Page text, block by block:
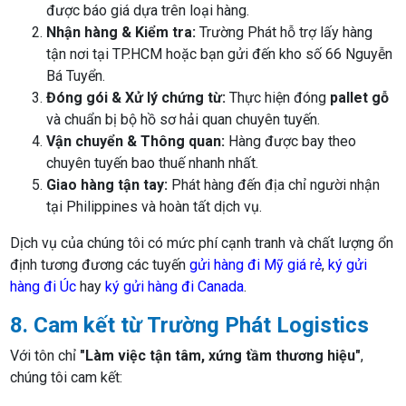
được báo giá dựa trên loại hàng.
Nhận hàng & Kiểm tra: Trường Phát hỗ trợ lấy hàng
tận nơi tại TP.HCM hoặc bạn gửi đến kho số 66 Nguyễn
Bá Tuyển.
Đóng gói & Xử lý chứng từ: Thực hiện đóng pallet gỗ
và chuẩn bị bộ hồ sơ hải quan chuyên tuyến.
Vận chuyển & Thông quan: Hàng được bay theo
chuyên tuyến bao thuế nhanh nhất.
Giao hàng tận tay: Phát hàng đến địa chỉ người nhận
tại Philippines và hoàn tất dịch vụ.
Dịch vụ của chúng tôi có mức phí cạnh tranh và chất lượng ổn
định tương đương các tuyếngửi hàng đi Mỹ giá rẻ, ký gửi
hàng đi Úc hay ký gửi hàng đi Canada.
8. Cam kết từ Trường Phát Logistics
Với tôn chỉ "Làm việc tận tâm, xứng tầm thương hiệu",
chúng tôi cam kết: